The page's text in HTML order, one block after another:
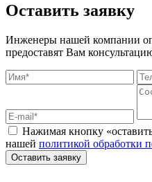
Оставить заявку
Инженеры нашей компании
предоставят Вам
Нажимая кнопку
нашей политикой обработки
Оставить заявку